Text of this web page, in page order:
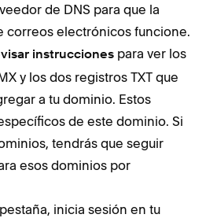
de DNS para que la
correos electrónicos funcione.
instrucciones para ver los
y los dos registros TXT que
a tu dominio. Estos
de este dominio. Si
tendrás que seguir
esos dominios por
inicia sesión en tu